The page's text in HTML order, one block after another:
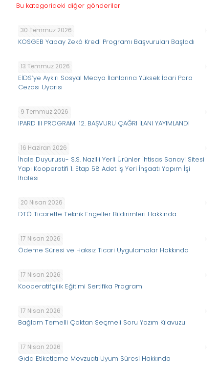
Bu kategorideki diğer gönderiler
30 Temmuz 2026
KOSGEB Yapay Zekâ Kredi Programı Başvuruları Başladı
13 Temmuz 2026
EİDS’ye Aykırı Sosyal Medya İlanlarına Yüksek İdari Para
Cezası Uyarısı
9 Temmuz 2026
IPARD III PROGRAMI 12. BAŞVURU ÇAĞRI İLANI YAYIMLANDI
16 Haziran 2026
İhale Duyurusu- S.S. Nazilli Yerli Ürünler İhtisas Sanayi Sitesi
Yapı Kooperatifi 1. Etap 58 Adet İş Yeri İnşaatı Yapım İşi
İhalesi
20 Nisan 2026
DTÖ Ticarette Teknik Engeller Bildirimleri Hakkında
17 Nisan 2026
Ödeme Süresi ve Haksız Ticari Uygulamalar Hakkında
17 Nisan 2026
Kooperatifçilik Eğitimi Sertifika Programı
17 Nisan 2026
Bağlam Temelli Çoktan Seçmeli Soru Yazım Kılavuzu
17 Nisan 2026
Gıda Etiketleme Mevzuatı Uyum Süresi Hakkında